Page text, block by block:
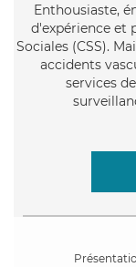
Enthousiaste,
d'expérience et
Sociales (CSS).
accidents
services